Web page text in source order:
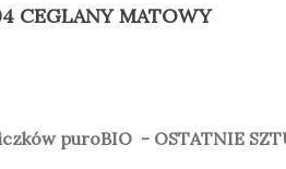
CEGLANY MATOWY
puroBIO - OSTATNIE